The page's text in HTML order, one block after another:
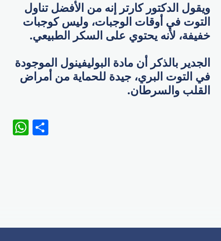
ويقول الدكتور كارتر إنه من الأفضل تناول
التوت في أوقات الوجبات، وليس كوجبات
خفيفة، لأنه يحتوي على السكر الطبيعي.
الجدير بالذكر أن مادة البوليفينول الموجودة
في التوت البري، جيدة للحماية من أمراض
القلب والسرطان.
WhatsApp